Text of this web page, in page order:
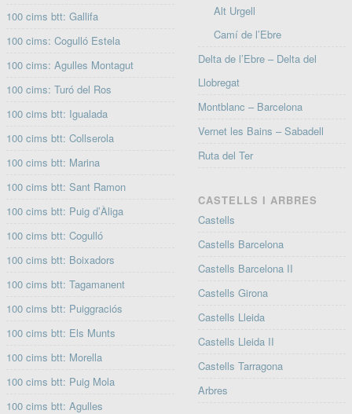
100 cims btt: Gallifa
100 cims: Cogulló Estela
100 cims: Agulles Montagut
100 cims: Turó del Ros
100 cims btt: Igualada
100 cims btt: Collserola
100 cims btt: Marina
100 cims btt: Sant Ramon
100 cims btt: Puig d’Àliga
100 cims btt: Cogulló
100 cims btt: Boixadors
100 cims btt: Tagamanent
100 cims btt: Puiggraciós
100 cims btt: Els Munts
100 cims btt: Morella
100 cims btt: Puig Mola
100 cims btt: Agulles
Alt Urgell
Camí de l’Ebre
Delta de l’Ebre – Delta del
Llobregat
Montblanc – Barcelona
Vernet les Bains – Sabadell
Ruta del Ter
CASTELLS I ARBRES
Castells
Castells Barcelona
Castells Barcelona II
Castells Girona
Castells Lleida
Castells Lleida II
Castells Tarragona
Arbres